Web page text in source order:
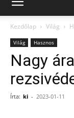
Kezdőlap Világ
Világ Hasznos
Nagy
Írta: ki - 2023-01-11